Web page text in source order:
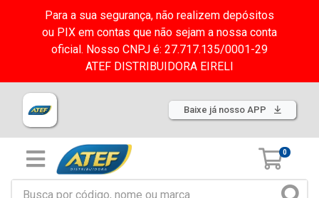
Para a sua segurança, não realizem depósitos
ou PIX em contas que não sejam a nossa conta
oficial. Nosso CNPJ é: 27.717.135/0001-29
ATEF DISTRIBUIDORA EIRELI
Baixe já nosso APP
0